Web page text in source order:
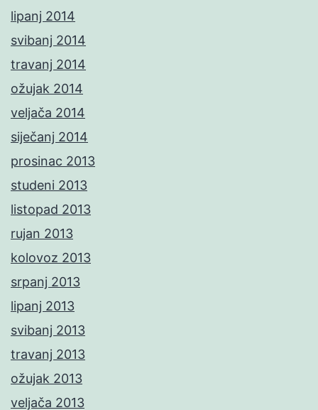
lipanj 2014
svibanj 2014
travanj 2014
ožujak 2014
veljača 2014
siječanj 2014
prosinac 2013
studeni 2013
listopad 2013
rujan 2013
kolovoz 2013
srpanj 2013
lipanj 2013
svibanj 2013
travanj 2013
ožujak 2013
veljača 2013